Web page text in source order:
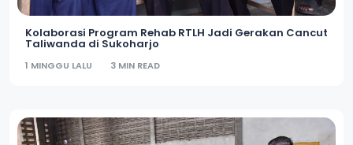
Kolaborasi Program Rehab RTLH Jadi Gerakan Cancut
Taliwanda di Sukoharjo
1 MINGGU LALU 3 MIN READ